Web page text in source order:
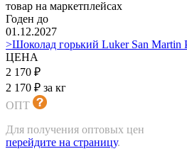
товар на маркетплейсах
Годен до
01.12.2027
>Шоколад горький Luker San Martin
ЦЕНА
2 170 ₽
2 170 ₽ за кг
ОПТ
Для получения оптовых цен
перейдите на страницу.